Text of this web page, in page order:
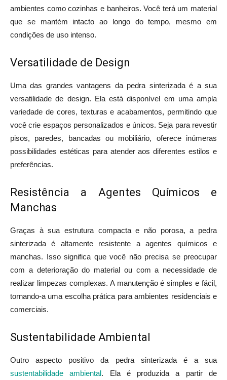
ambientes como cozinhas e banheiros. Você terá um material
que se mantém intacto ao longo do tempo, mesmo em
condições de uso intenso.
Versatilidade de Design
Uma das grandes vantagens da pedra sinterizada é a sua
versatilidade de design. Ela está disponível em uma ampla
variedade de cores, texturas e acabamentos, permitindo que
você crie espaços personalizados e únicos. Seja para revestir
pisos, paredes, bancadas ou mobiliário, oferece inúmeras
possibilidades estéticas para atender aos diferentes estilos e
preferências.
Resistência a Agentes Químicos e
Manchas
Graças à sua estrutura compacta e não porosa, a pedra
sinterizada é altamente resistente a agentes químicos e
manchas. Isso significa que você não precisa se preocupar
com a deterioração do material ou com a necessidade de
realizar limpezas complexas. A manutenção é simples e fácil,
tornando-a uma escolha prática para ambientes residenciais e
comerciais.
Sustentabilidade Ambiental
Outro aspecto positivo da pedra sinterizada é a sua
sustentabilidade ambiental. Ela é produzida a partir de